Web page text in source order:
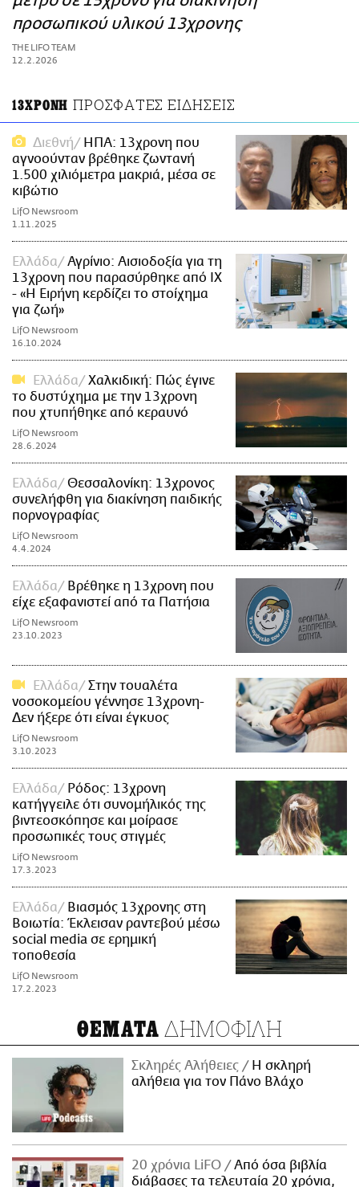
ΑΜΠΑ
PRINT
προσωπικού υλικού 13χρονης
THE LIFO TEAM
12.2.2026
13ΧΡΟΝΗ ΠΡΟΣΦΑΤΕΣ ΕΙΔΗΣΕΙΣ
Διεθνή
ΗΠΑ: 13χρονη που
αγνοούνταν βρέθηκε ζωντανή
1.500 χιλιόμετρα μακριά, μέσα σε
κιβώτιο
LifO Newsroom
1.11.2025
Ελλάδα
Αγρίνιο: Αισιοδοξία για τη
13χρονη που παρασύρθηκε από ΙΧ
- «Η Ειρήνη κερδίζει το στοίχημα
για ζωή»
LifO Newsroom
16.10.2024
Ελλάδα
Χαλκιδική: Πώς έγινε
το δυστύχημα με την 13χρονη
που χτυπήθηκε από κεραυνό
LifO Newsroom
28.6.2024
Ελλάδα
Θεσσαλονίκη: 13χρονος
συνελήφθη για διακίνηση παιδικής
πορνογραφίας
LifO Newsroom
4.4.2024
Ελλάδα
Βρέθηκε η 13χρονη που
είχε εξαφανιστεί από τα Πατήσια
LifO Newsroom
23.10.2023
Ελλάδα
Στην τουαλέτα
νοσοκομείου γέννησε 13χρονη-
Δεν ήξερε ότι είναι έγκυος
LifO Newsroom
3.10.2023
Ελλάδα
Ρόδος: 13χρονη
κατήγγειλε ότι συνομήλικός της
βιντεοσκόπησε και μοίρασε
προσωπικές τους στιγμές
LifO Newsroom
17.3.2023
Ελλάδα
Βιασμός 13χρονης στη
Βοιωτία: Έκλεισαν ραντεβού μέσω
social media σε ερημική
τοποθεσία
LifO Newsroom
17.2.2023
ΘΕΜΑΤΑ ΔΗΜΟΦΙΛΗ
Σκληρές Αλήθειες
H σκληρή
αλήθεια για τον Πάνο Βλάχο
20 χρόνια LiFO
Από όσα βιβλία
διάβασες τα τελευταία 20 χρόνια,